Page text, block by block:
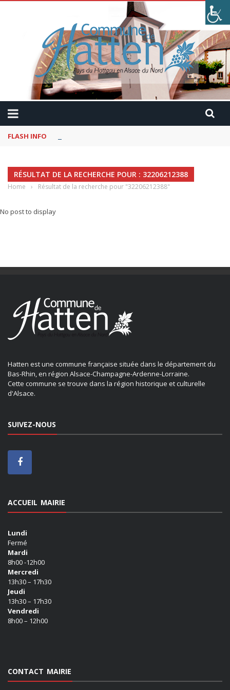
FLASH INFO
RÉSULTAT DE LA RECHERCHE POUR : 32206212388
Home › Résultat de la recherche pour "32206212388"
No post to display
Hatten est une commune française située dans le département du
Bas-Rhin, en région Alsace-Champagne-Ardenne-Lorraine.
Cette commune se trouve dans la région historique et culturelle
d'Alsace.
SUIVEZ-NOUS
ACCUEIL MAIRIE
Lundi
Fermé
Mardi
8h00 -12h00
Mercredi
13h30 – 17h30
Jeudi
13h30 – 17h30
Vendredi
8h00 – 12h00
CONTACT MAIRIE